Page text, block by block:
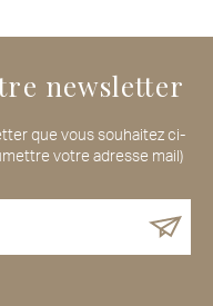
newsletter
que vous souhaitez ci-
votre adresse mail)